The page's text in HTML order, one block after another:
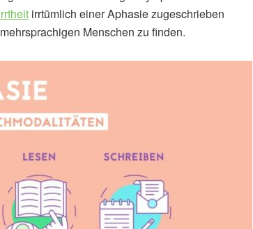
irrtümlich einer Aphasie zugeschrieben
Menschen zu finden.